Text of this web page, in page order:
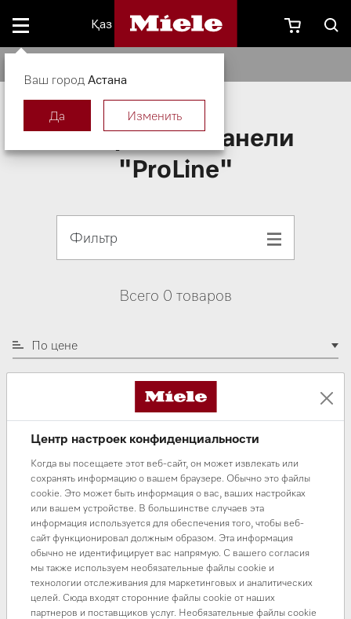
Қаз
Модульные панели
"ProLine"
Фильтр
Всего 0 товаров
По цене
В разделе нет товаров
Вы можете начать свой выбор с главной страницы
воспользоватьсяпоиском
Центр настроек конфиденциальности
Когда вы посещаете этот веб-сайт, он может извлекать или
сохранять информацию о вашем браузере. Обычно это файлы
cookie. Это может быть информация о вас, ваших настройках
или вашем устройстве. В большинстве случаев эта
информация используется для обеспечения того, чтобы веб-
сайт функционировал должным образом. Эта информация
обычно не идентифицирует вас напрямую. С вашего согласия
мы также используем необязательные файлы cookie и
технологии отслеживания для маркетинговых и аналитических
целей. Сюда входят сторонние файлы cookie от наших
партнеров и поставщиков услуг. Необязательные файлы cookie
Ваш город Астана
Да Изменить